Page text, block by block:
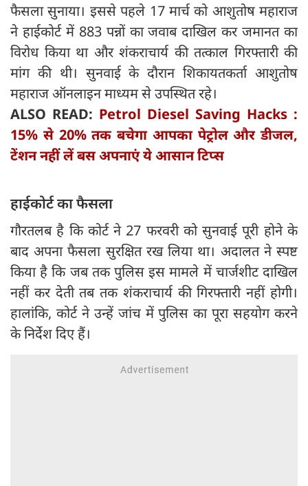
फैसला सुनाया। इससे पहले 17 मार्च को आशुतोष महाराज
ने हाईकोर्ट में 883 पन्नों का जवाब दाखिल कर जमानत का
विरोध किया था और शंकराचार्य की तत्काल गिरफ्तारी की
मांग की थी। सुनवाई के दौरान शिकायतकर्ता आशुतोष
महाराज ऑनलाइन माध्यम से उपस्थित रहे।
ALSO READ: Petrol Diesel Saving Hacks :
15% से 20% तक बचेगा आपका पेट्रोल और डीजल,
टेंशन नहीं लें बस अपनाएं ये आसान टिप्स
हाईकोर्ट का फैसला
गौरतलब है कि कोर्ट ने 27 फरवरी को सुनवाई पूरी होने के
बाद अपना फैसला सुरक्षित रख लिया था। अदालत ने स्पष्ट
किया है कि जब तक पुलिस इस मामले में चार्जशीट दाखिल
नहीं कर देती तब तक शंकराचार्य की गिरफ्तारी नहीं होगी।
हालांकि, कोर्ट ने उन्हें जांच में पुलिस का पूरा सहयोग करने
के निर्देश दिए हैं।